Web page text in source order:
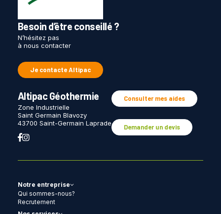
Besoin d’être conseillé ?
N’hésitez pas
à nous contacter
Je contacte Altipac
Altipac Géothermie
Zone Industrielle
Saint Germain Blavozy
43700 Saint-Germain Laprade
Consulter mes aides
Demander un devis
Notre entreprise
Qui sommes-nous?
Recrutement